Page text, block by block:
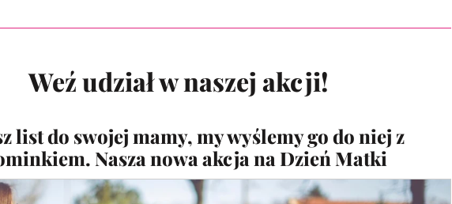
Weź udział w naszej akcji!
list do swojej mamy, my wyślemy go do niej z
Nasza nowa akcja na Dzień Matki